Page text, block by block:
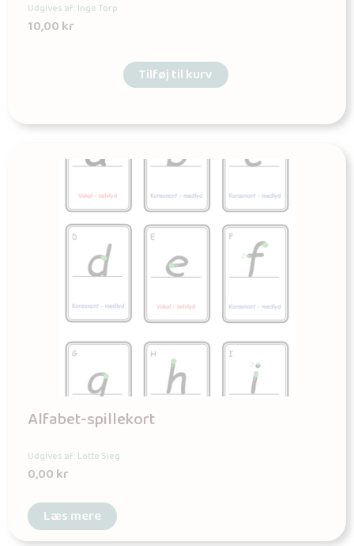
Udgives af: Inge Torp
10,00kr
Tilføj til kurv
Alfabet-spillekort
Udgives af: Lotte Sieg
0,00kr
Læs mere